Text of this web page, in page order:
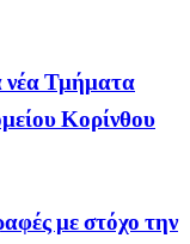
νέα Τμήματα
Κορίνθου
με στόχο την